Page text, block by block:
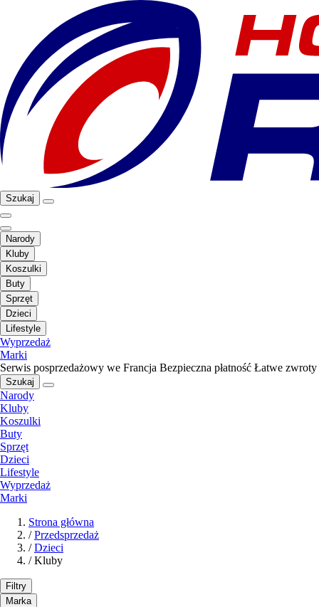
Szukaj
Narody
Kluby
Koszulki
Buty
Sprzęt
Dzieci
Lifestyle
Wyprzedaż
Marki
Serwis posprzedażowy we Francja Bezpieczna płatność Łatwe zwroty
Szukaj
Narody
Kluby
Koszulki
Buty
Sprzęt
Dzieci
Lifestyle
Wyprzedaż
Marki
Strona główna
/ Przedsprzedaż
/ Dzieci
/ Kluby
Filtry
Marka